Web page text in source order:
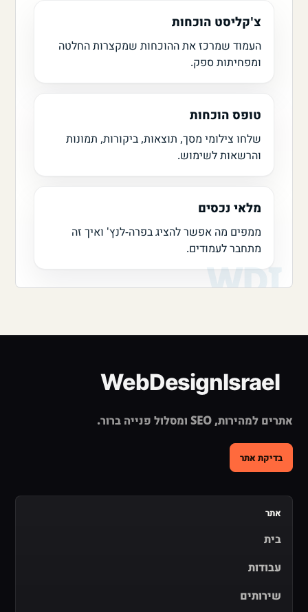
צ'קליסט הוכחות
העמוד שמרכז את ההוכחות שמקצרות החלטה
ומפחיתות ספק.
טופס הוכחות
שלחו צילומי מסך, תוצאות, ביקורות, תמונות
והרשאות לשימוש.
מלאי נכסים
ממפים מה אפשר להציג בפרה-לנץ' ואיך זה
מתחבר לעמודים.
אתרים למהירות, SEO ומסלול פנייה ברור.
בדיקת אתר
אתר
בית
עבודות
שירותים